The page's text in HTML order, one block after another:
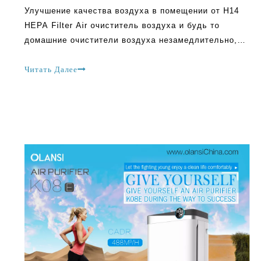
Улучшение качества воздуха в помещении от H14
HEPA Filter Air очиститель воздуха и будь то
домашние очистители воздуха незамедлительно,
воздуха, важно регулярное содержание.
Читать Далее